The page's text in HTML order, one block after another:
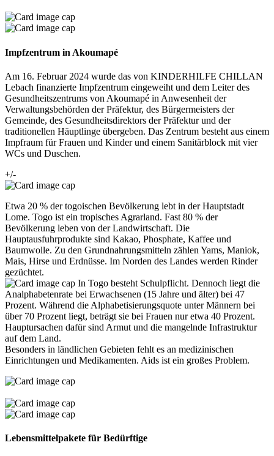
Impfzentrum in Akoumapé
Am 16. Februar 2024 wurde das von KINDERHILFE CHILLAN
Lebach finanzierte Impfzentrum eingeweiht und dem Leiter des
Gesundheitszentrums von Akoumapé in Anwesenheit der
Verwaltungsbehörden der Präfektur, des Bürgermeisters der
Gemeinde, des Gesundheitsdirektors der Präfektur und der
traditionellen Häuptlinge übergeben. Das Zentrum besteht aus einem
Impfraum für Frauen und Kinder und einem Sanitärblock mit vier
WCs und Duschen.
+/-
Etwa 20 % der togoischen Bevölkerung lebt in der Hauptstadt
Lome. Togo ist ein tropisches Agrarland. Fast 80 % der
Bevölkerung leben von der Landwirtschaft. Die
Hauptausfuhrprodukte sind Kakao, Phosphate, Kaffee und
Baumwolle. Zu den Grundnahrungsmitteln zählen Yams, Maniok,
Mais, Hirse und Erdnüsse. Im Norden des Landes werden Rinder
gezüchtet.
In Togo besteht Schulpflicht. Dennoch liegt die
Analphabetenrate bei Erwachsenen (15 Jahre und älter) bei 47
Prozent. Während die Alphabetisierungsquote unter Männern bei
über 70 Prozent liegt, beträgt sie bei Frauen nur etwa 40 Prozent.
Hauptursachen dafür sind Armut und die mangelnde Infrastruktur
auf dem Land.
Besonders in ländlichen Gebieten fehlt es an medizinischen
Einrichtungen und Medikamenten. Aids ist ein großes Problem.
Lebensmittelpakete für Bedürftige